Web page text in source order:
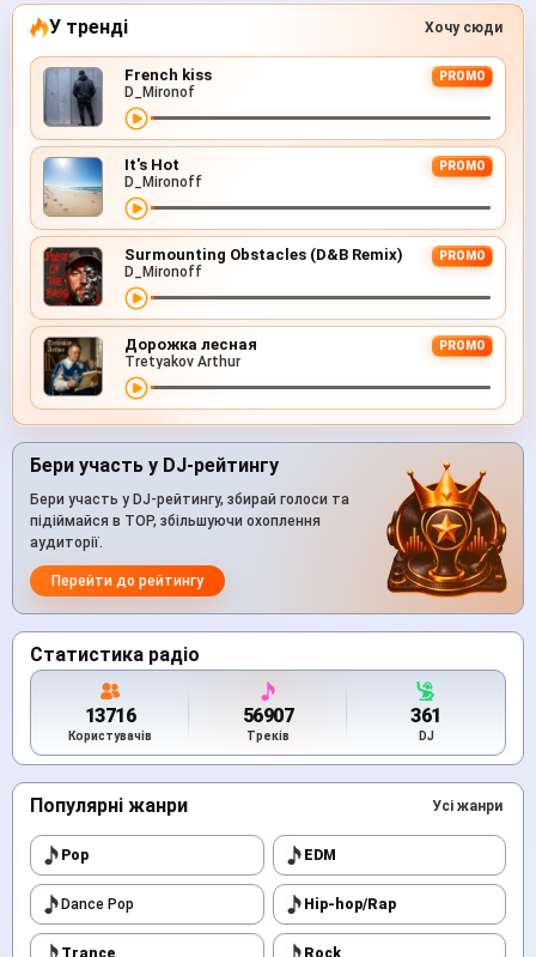
У тренді Хочу сюди
French kiss PROMO
D_Mironof
It's Hot PROMO
D_Mironoff
Surmounting Obstacles (D&B Remix) PROMO
D_Mironoff
Дорожка лесная PROMO
Tretyakov Arthur
Бери участь у DJ-рейтингу
Бери участь у DJ-рейтингу, збирай голоси та
підіймайся в TOP, збільшуючи охоплення
аудиторії.
Перейти до рейтингу
Статистика радіо
13716
Користувачів
56907
Треків
361
DJ
Популярні жанри Усі жанри
Pop EDM
Dance Pop Hip-hop/Rap
Trance Rock